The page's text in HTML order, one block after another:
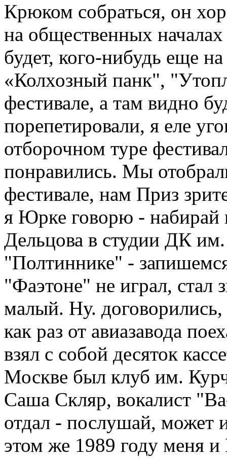
Крюком собраться, он
на общественных
будет, кого-нибудь еще
«Колхозный панк",
фестивале, а там видно
порепетировали, я еле
отборочном туре
понравились. Мы
фестивале, нам Приз
я Юрке говорю - набирай
Дельцова в студии ДК
"Полтиннике" -
"Фаэтоне" не играл, стал
малый. Ну.
как раз от авиазавода
взял с собой десяток
Москве был клуб им.
Саша Скляр, вокалист
отдал - послушай, может
этом же 1989 году меня